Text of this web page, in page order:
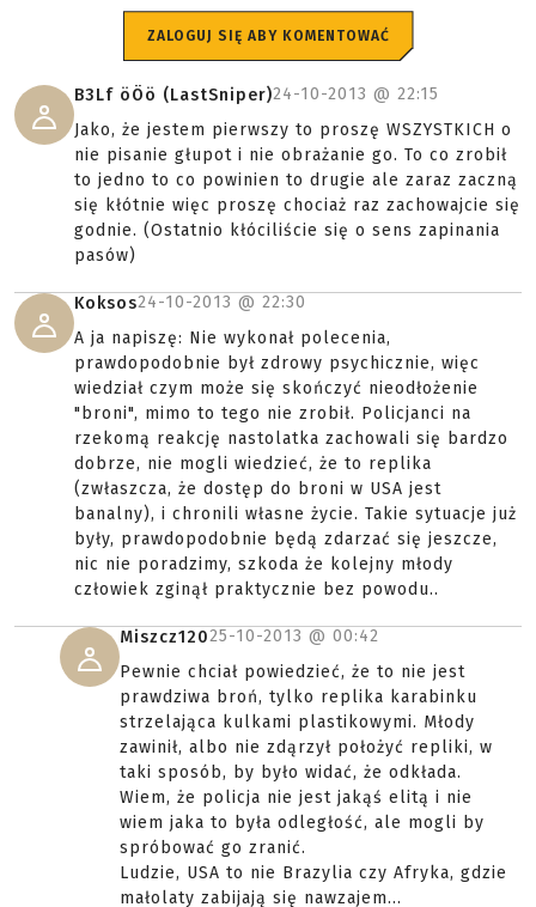
ZALOGUJ SIĘ ABY KOMENTOWAĆ
B3Lf öÖö (LastSniper)24-10-2013 @ 22:15
Jako, że jestem pierwszy to proszę WSZYSTKICH o
nie pisanie głupot i nie obrażanie go. To co zrobił
to jedno to co powinien to drugie ale zaraz zaczną
się kłótnie więc proszę chociaż raz zachowajcie się
godnie. (Ostatnio kłóciliście się o sens zapinania
pasów)
Koksos24-10-2013 @ 22:30
A ja napiszę: Nie wykonał polecenia,
prawdopodobnie był zdrowy psychicznie, więc
wiedział czym może się skończyć nieodłożenie
"broni", mimo to tego nie zrobił. Policjanci na
rzekomą reakcję nastolatka zachowali się bardzo
dobrze, nie mogli wiedzieć, że to replika
(zwłaszcza, że dostęp do broni w USA jest
banalny), i chronili własne życie. Takie sytuacje już
były, prawdopodobnie będą zdarzać się jeszcze,
nic nie poradzimy, szkoda że kolejny młody
człowiek zginął praktycznie bez powodu..
Miszcz12025-10-2013 @ 00:42
Pewnie chciał powiedzieć, że to nie jest
prawdziwa broń, tylko replika karabinku
strzelająca kulkami plastikowymi. Młody
zawinił, albo nie zdąrzył położyć repliki, w
taki sposób, by było widać, że odkłada.
Wiem, że policja nie jest jakąś elitą i nie
wiem jaka to była odległość, ale mogli by
spróbować go zranić.
Ludzie, USA to nie Brazylia czy Afryka, gdzie
małolaty zabijają się nawzajem...